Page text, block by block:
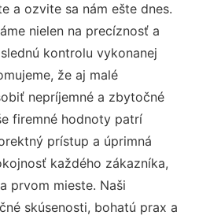
a ozvite sa nám ešte dnes.
nielen na precíznosť a
kontrolu vykonanej
že aj malé
nepríjemné a zbytočné
firemné hodnoty patrí
prístup a úprimná
každého zákazníka,
prvom mieste. Naši
skúsenosti, bohatú prax a